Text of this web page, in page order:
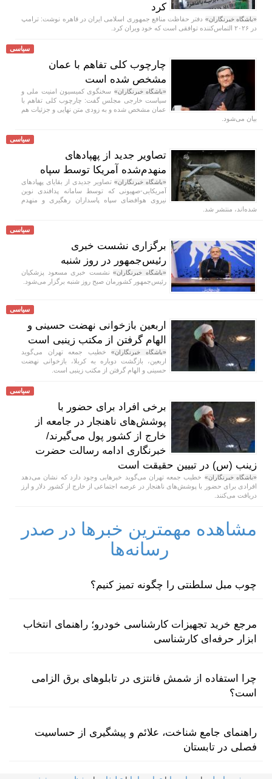
کرد
«باشگاه خبرنگاران» دفتر حفاظت منافع جمهوری اسلامی ایران در قاهره نوشت: ترامپ
در ۲۰۲۶ التماس‌کننده توافقی است که خود ویران کرد.
سیاسی
چارچوب کلی تفاهم با عمان
مشخص شده است
«باشگاه خبرنگاران» سخنگوی کمیسیون امنیت ملی و
سیاست خارجی مجلس گفت: چارچوب کلی تفاهم با
عمان مشخص شده و به زودی متن نهایی و جزئیات هم
بیان می‌شود.
سیاسی
تصاویر جدید از پهپادهای
منهدم‌شده آمریکا توسط سپاه
«باشگاه خبرنگاران» تصاویر جدیدی از بقایای پهپادهای
آمریکایی-صهیونی که توسط سامانه‌ پدافندی نوین
نیروی هوافضای سپاه پاسداران رهگیری و منهدم
شده‌اند، منتشر شد.
سیاسی
برگزاری نشست خبری
رئیس‌جمهور در روز شنبه
«باشگاه خبرنگاران»نشست خبری مسعود پزشکیان
رئیس‌جمهور کشورمان صبح روز شنبه برگزار می‌شود.
سیاسی
اربعین بازخوانی نهضت حسینی و
الهام گرفتن از مکتب زینبی است
«باشگاه خبرنگاران»خطیب جمعه تهران می‌گوید
اربعین، بازگشت دوباره به کربلا، بازخوانی نهضت
حسینی و الهام گرفتن از مکتب زینبی است.
سیاسی
برخی افراد برای حضور با
پوشش‌های ناهنجار در جامعه از
خارج از کشور پول می‌گیرند/
خبرنگاری ادامه رسالت حضرت
زینب (س) در تبیین حقیقت است
«باشگاه خبرنگاران» خطیب جمعه تهران می‌گوید خبر‌هایی وجود دارد که نشان می‌دهد
افرادی برای حضور با پوشش‌های ناهنجار در عرصه اجتماعی از خارج از کشور دلار و ارز
دریافت می‌کنند.
مشاهده مهمترین خبرها در صدر
رسانه‌ها
چوب مبل سلطنتی را چگونه تمیز کنیم؟
مرجع خرید تجهیزات کارشناسی خودرو؛ راهنمای انتخاب
ابزار حرفه‌ای کارشناسی
چرا استفاده از شمش فانتزی در تابلوهای برق الزامی
است؟
راهنمای جامع شناخت، علائم و پیشگیری از حساسیت
فصلی در تابستان